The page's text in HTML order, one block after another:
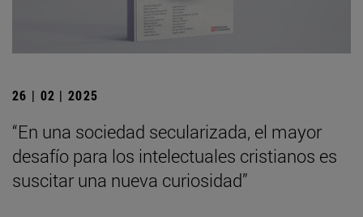
26 | 02 | 2025
“En una sociedad secularizada, el mayor
desafío para los intelectuales cristianos es
suscitar una nueva curiosidad”